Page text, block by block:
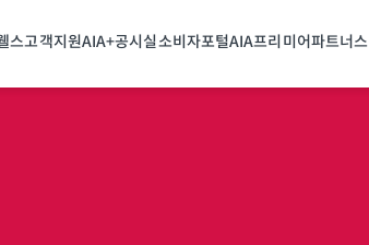
스고객지원AIA+공시실소비자포털AIA프리미어파트너스